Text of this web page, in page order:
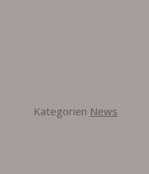
Kategorien News